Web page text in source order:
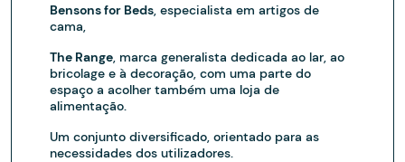
Bensons for Beds, especialista em artigos de
cama,
The Range, marca generalista dedicada ao lar, ao
bricolage e à decoração, com uma parte do
espaço a acolher também uma loja de
alimentação.
Um conjunto diversificado, orientado para as
necessidades dos utilizadores.